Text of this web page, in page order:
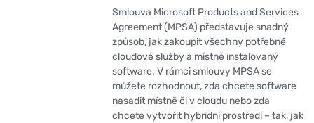
Smlouva Microsoft Products and Services
Agreement (MPSA) představuje snadný
způsob, jak zakoupit všechny potřebné
cloudové služby a místně instalovaný
software. V rámci smlouvy MPSA se
můžete rozhodnout, zda chcete software
nasadit místně či v cloudu nebo zda
chcete vytvořit hybridní prostředí – tak, jak